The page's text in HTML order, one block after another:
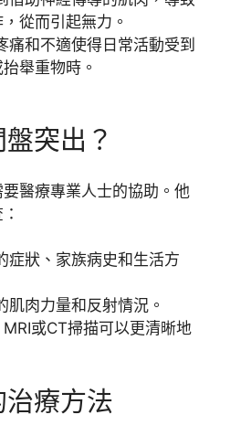
從而引起無力。
痛和不適使得日常活動受到
舉重物時。
突出？
醫療專業人士的協助。他
症狀、家族病史和生活方
肌肉力量和反射情況。
MRI或CT掃描可以更清晰地
療方法